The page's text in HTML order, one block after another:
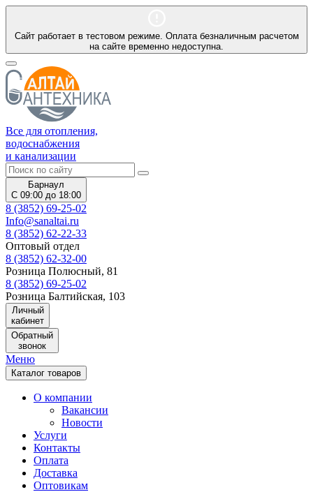
Сайт работает в тестовом режиме. Оплата безналичным расчетом
на сайте временно недоступна.
Все для отопления,
водоснабжения
и канализации
Барнаул
С 09:00 до 18:00
8 (3852) 69-25-02
Info@sanaltai.ru
8 (3852) 62-22-33
Оптовый отдел
8 (3852) 62-32-00
Розница Полюсный, 81
8 (3852) 69-25-02
Розница Балтийская, 103
Личный
кабинет
Обратный
звонок
Меню
Каталог товаров
О компании
Вакансии
Новости
Услуги
Контакты
Оплата
Доставка
Оптовикам